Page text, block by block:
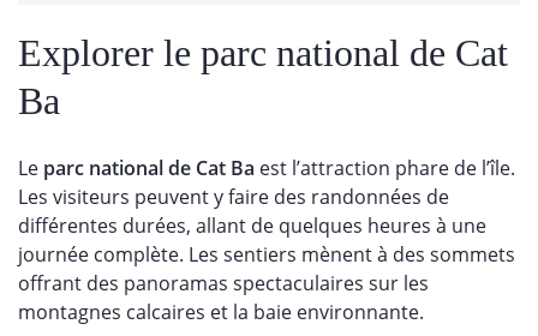
Explorer le parc national de Cat
Ba
Le parc national de Cat Ba est l’attraction phare de l’île.
Les visiteurs peuvent y faire des randonnées de
différentes durées, allant de quelques heures à une
journée complète. Les sentiers mènent à des sommets
offrant des panoramas spectaculaires sur les
montagnes calcaires et la baie environnante.